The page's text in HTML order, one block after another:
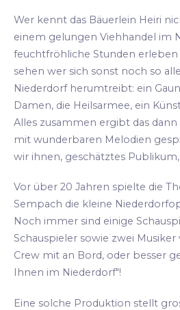
Wer kennt das Bäuerlein Heiri
einem gelungen Viehhandel im
feuchtfröhliche Stunden erleben
sehen wer sich sonst noch so
Niederdorf herumtreibt: ein
Damen, die Heilsarmee, ein
Alles zusammen ergibt das
mit wunderbaren Melodien
wir ihnen, geschätztes
Vor über 20 Jahren spielte die
Sempach die kleine
Noch immer sind einige
Schauspieler sowie zwei
Crew mit an Bord, oder besser
Ihnen im Niederdorf"!
Eine solche Produktion stellt